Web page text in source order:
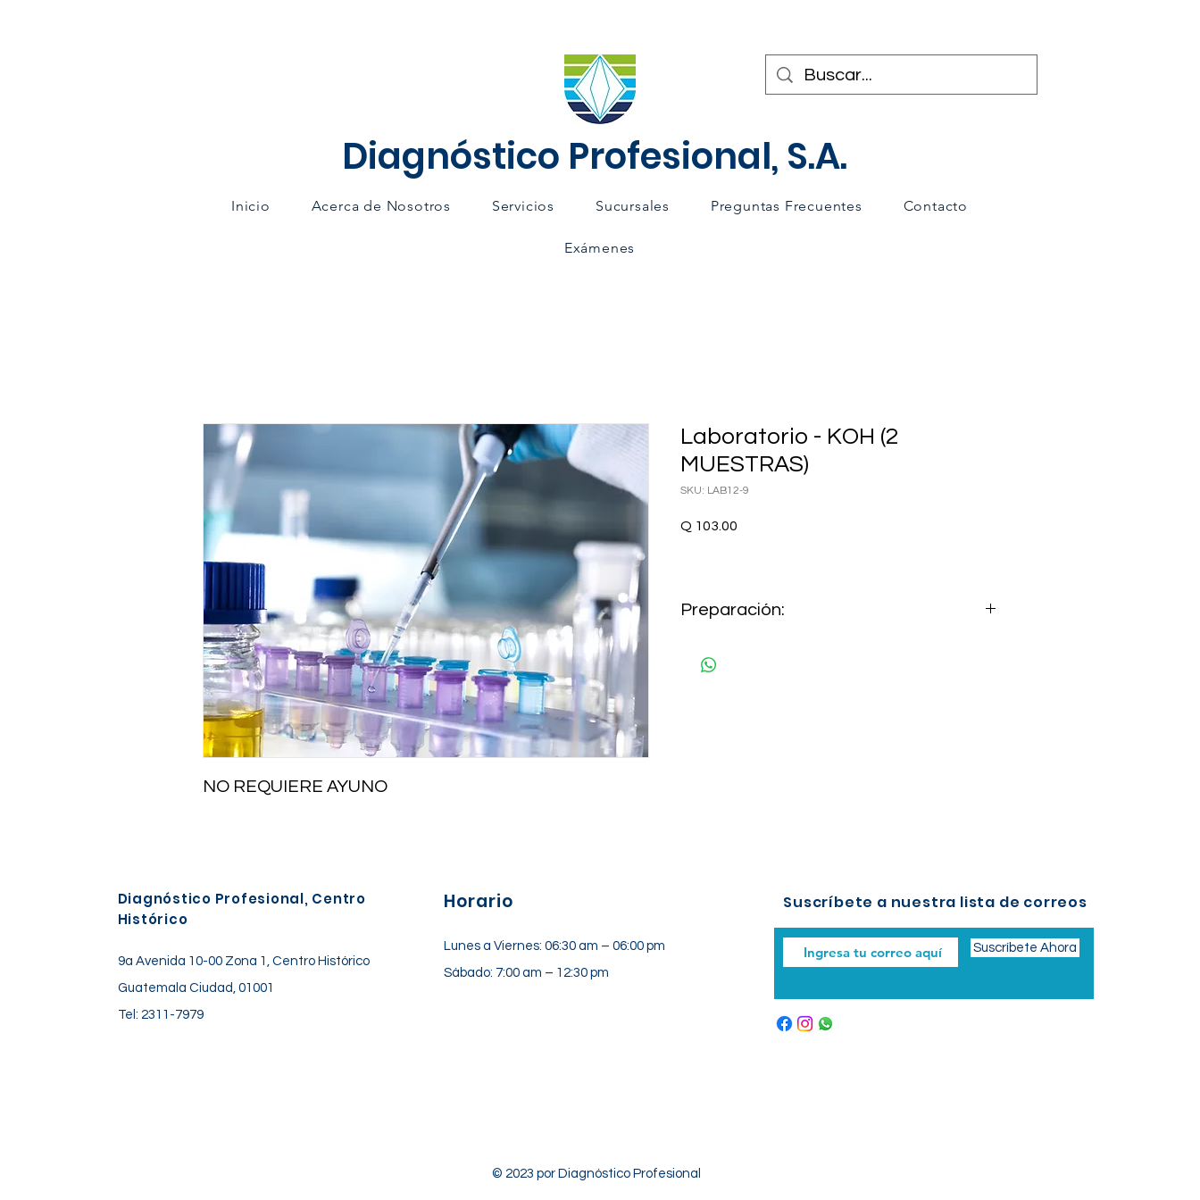
Diagnóstico Profesional, S.A.
Inicio Acerca de Nosotros Servicios Sucursales Preguntas Frecuentes Contacto
Exámenes
NO REQUIERE AYUNO
Laboratorio - KOH (2
MUESTRAS)
SKU: LAB12-9
Q 103.00
Preparación:
Diagnóstico Profesional, Centro
Histórico
9a Avenida 10-00 Zona 1, Centro Histórico
Guatemala Ciudad, 01001
Tel: 2311-7979
Horario
Lunes a Viernes: 06:30 am – 06:00 pm
Sábado: 7:00 am – 12:30 pm
Suscríbete a nuestra lista de correos
Suscríbete Ahora
© 2023 por Diagnóstico Profesional